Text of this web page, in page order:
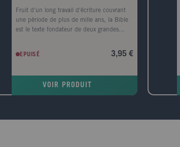
Fruit d'un long travail d'écriture couvrant
une période de plus de mille ans, la Bible
est le texte fondateur de deux grandes
Mêlant les faits réels et les mythes, elle
narre la création du monde, relate l'histoire
résurrection. Considérée en Occident
comme Le Livre des Livres, la Bible a
EPUISÉ 3,95 €
VOIR PRODUIT